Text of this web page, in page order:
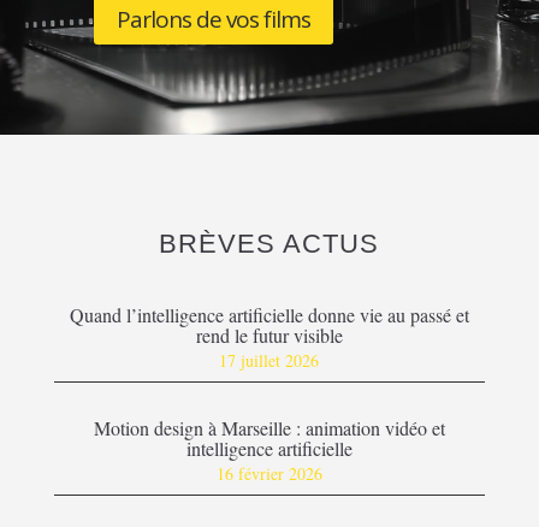
Parlons de vos films
BRÈVES ACTUS
Quand l’intelligence artificielle donne vie au passé et
rend le futur visible
17 juillet 2026
Motion design à Marseille : animation vidéo et
intelligence artificielle
16 février 2026